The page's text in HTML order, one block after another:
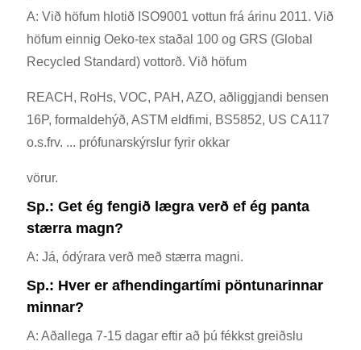
A: Við höfum hlotið ISO9001 vottun frá árinu 2011. Við
höfum einnig Oeko-tex staðal 100 og GRS (Global
Recycled Standard) vottorð. Við höfum
REACH, RoHs, VOC, PAH, AZO, aðliggjandi bensen
16P, formaldehýð, ASTM eldfimi, BS5852, US CA117
o.s.frv. ... prófunarskýrslur fyrir okkar
vörur.
Sp.: Get ég fengið lægra verð ef ég panta
stærra magn?
A: Já, ódýrara verð með stærra magni.
Sp.: Hver er afhendingartími pöntunarinnar
minnar?
A: Aðallega 7-15 dagar eftir að þú fékkst greiðslu